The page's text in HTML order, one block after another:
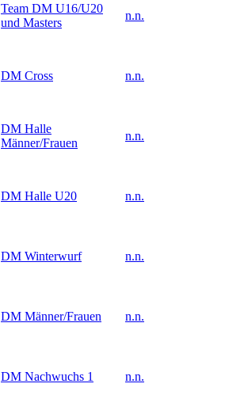
Team DM U16/U20
und Masters
n.n.
DM Cross n.n.
DM Halle
Männer/Frauen
n.n.
DM Halle U20 n.n.
DM Winterwurf n.n.
DM Männer/Frauen n.n.
DM Nachwuchs 1 n.n.